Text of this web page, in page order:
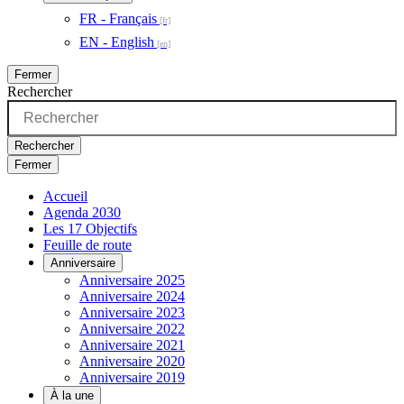
FR - Français
EN - English
Fermer
Rechercher
Rechercher
Fermer
Accueil
Agenda 2030
Les 17 Objectifs
Feuille de route
Anniversaire
Anniversaire 2025
Anniversaire 2024
Anniversaire 2023
Anniversaire 2022
Anniversaire 2021
Anniversaire 2020
Anniversaire 2019
À la une